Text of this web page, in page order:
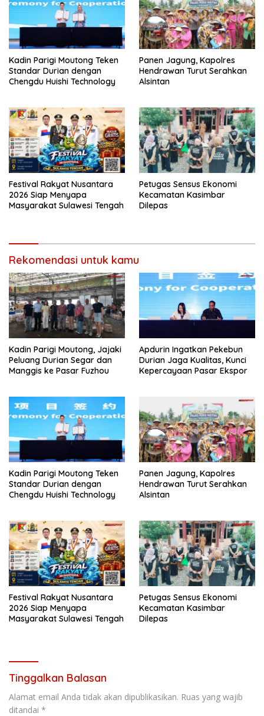
Kadin Parigi Moutong Teken
Standar Durian dengan
Chengdu Huishi Technology
Panen Jagung, Kapolres
Hendrawan Turut Serahkan
Alsintan
Festival Rakyat Nusantara
2026 Siap Menyapa
Masyarakat Sulawesi Tengah
Petugas Sensus Ekonomi
Kecamatan Kasimbar
Dilepas
Rekomendasi untuk kamu
Kadin Parigi Moutong, Jajaki
Peluang Durian Segar dan
Manggis ke Pasar Fuzhou
Apdurin Ingatkan Pekebun
Durian Jaga Kualitas, Kunci
Kepercayaan Pasar Ekspor
Kadin Parigi Moutong Teken
Standar Durian dengan
Chengdu Huishi Technology
Panen Jagung, Kapolres
Hendrawan Turut Serahkan
Alsintan
Festival Rakyat Nusantara
2026 Siap Menyapa
Masyarakat Sulawesi Tengah
Petugas Sensus Ekonomi
Kecamatan Kasimbar
Dilepas
Tinggalkan Balasan
Alamat email Anda tidak akan dipublikasikan. Ruas yang wajib
ditandai *